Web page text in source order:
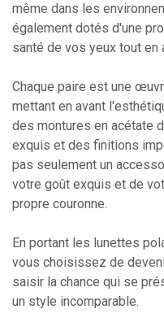
même dans les
également dotés d'une
santé de vos yeux tout en
Chaque paire est une
mettant en avant
des montures en acétate
exquis et des finitions
pas seulement un
votre goût exquis et de
propre couronne.
En portant les lunettes
vous choisissez de
saisir la chance qui se
un style incomparable.